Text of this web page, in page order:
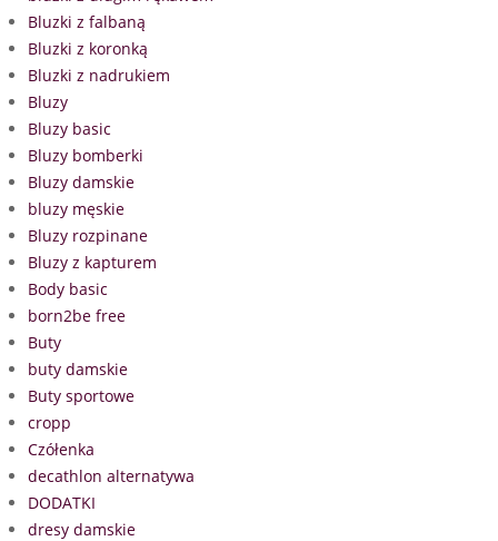
Bluzki z falbaną
Bluzki z koronką
Bluzki z nadrukiem
Bluzy
Bluzy basic
Bluzy bomberki
Bluzy damskie
bluzy męskie
Bluzy rozpinane
Bluzy z kapturem
Body basic
born2be free
Buty
buty damskie
Buty sportowe
cropp
Czółenka
decathlon alternatywa
DODATKI
dresy damskie